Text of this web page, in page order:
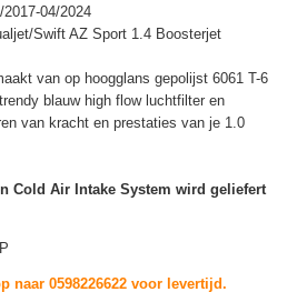
04/2024
Swift AZ Sport 1.4 Boosterjet
van op hoogglans gepolijst 6061 T-6
blauw high flow luchtfilter en
van kracht en prestaties van je 1.0
Cold Air Intake System wird geliefert
naar 0598226622 voor levertijd.